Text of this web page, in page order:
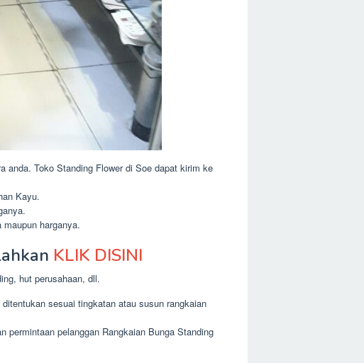
anda. Toko Standing Flower di Soe dapat kirim ke
Kayu.
harganya.
KLIK DISINI
hut perusahaan, dll.
sesuai tingkatan atau susun rangkaian
pelanggan Rangkaian Bunga Standing